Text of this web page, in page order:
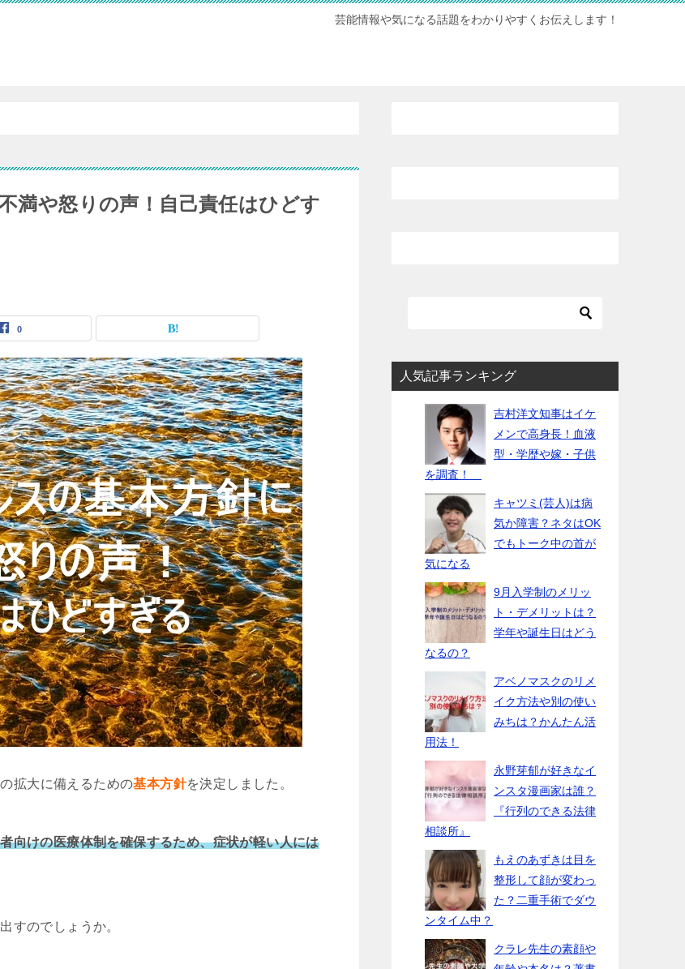
芸能情報や気になる話題をわかりやすくお伝えします！
満や怒りの声！自己責任はひどす
0
拡大に備えるための基本方針を決定しました。
向けの医療体制を確保するため、症状が軽い人には
すのでしょうか。
人気記事ランキング
吉村洋文知事はイケ
メンで高身長！血液
型・学歴や嫁・子供
を調査！
キャツミ(芸人)は病
気か障害？ネタはOK
でもトーク中の首が
気になる
9月入学制のメリッ
ト・デメリットは？
学年や誕生日はどう
なるの？
アベノマスクのリメ
イク方法や別の使い
みちは？かんたん活
用法！
永野芽郁が好きなイ
ンスタ漫画家は誰？
『行列のできる法律
相談所』
もえのあずきは目を
整形して顔が変わっ
た？二重手術でダウ
ンタイム中？
クラレ先生の素顔や